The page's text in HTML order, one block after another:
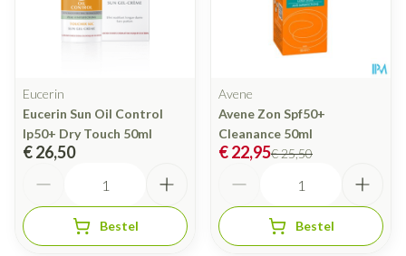
Eucerin
Eucerin Sun Oil Control
Ip50+ Dry Touch 50ml
€ 26,50
Bestel
Avene
Avene Zon Spf50+
Cleanance 50ml
€ 25,50
€ 22,95
Bestel